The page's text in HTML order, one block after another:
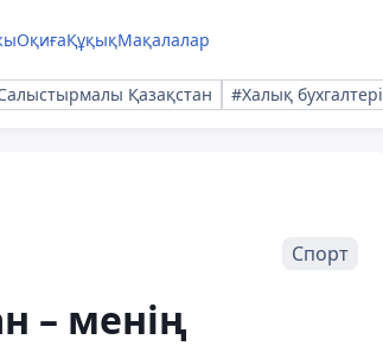
ОқиғаҚұқықМақалалар
Қазақстан #Халық бухгалтері
Спорт
– менің